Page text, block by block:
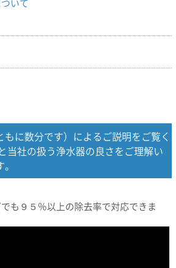
いて
もに数分です）によるご説明をご覧く
当社の扱う浄水器の良さをご理解い
も９５％以上の除去率で対応できま